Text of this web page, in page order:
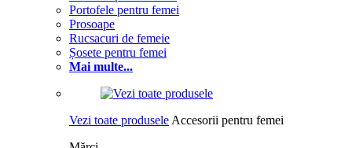
Portofele pentru femei
Prosoape
Rucsacuri de femeie
Șosete pentru femei
Mai multe...
Vezi toate produsele Accesorii pentru femei